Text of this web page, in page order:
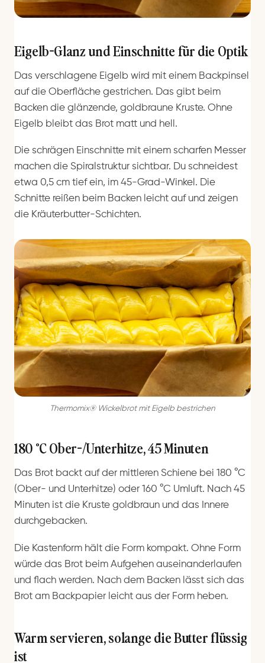
Eigelb-Glanz und Einschnitte für die Optik
Das verschlagene Eigelb wird mit einem Backpinsel
auf die Oberfläche gestrichen. Das gibt beim
Backen die glänzende, goldbraune Kruste. Ohne
Eigelb bleibt das Brot matt und hell.
Die schrägen Einschnitte mit einem scharfen Messer
machen die Spiralstruktur sichtbar. Du schneidest
etwa 0,5 cm tief ein, im 45-Grad-Winkel. Die
Schnitte reißen beim Backen leicht auf und zeigen
die Kräuterbutter-Schichten.
Thermomix® Wickelbrot mit Eigelb bestrichen
180 °C Ober-/Unterhitze, 45 Minuten
Das Brot backt auf der mittleren Schiene bei 180 °C
(Ober- und Unterhitze) oder 160 °C Umluft. Nach 45
Minuten ist die Kruste goldbraun und das Innere
durchgebacken.
Die Kastenform hält die Form kompakt. Ohne Form
würde das Brot beim Aufgehen auseinanderlaufen
und flach werden. Nach dem Backen lässt sich das
Brot am Backpapier leicht aus der Form heben.
Warm servieren, solange die Butter flüssig
ist